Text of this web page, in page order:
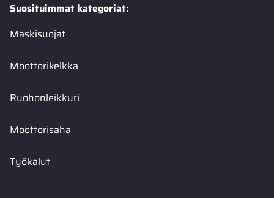
Suosituimmat kategoriat:
Maskisuojat
Moottorikelkka
Ruohonleikkuri
Moottorisaha
Työkalut